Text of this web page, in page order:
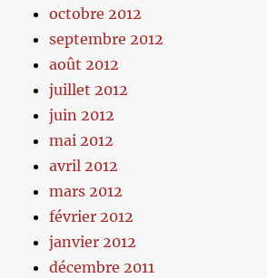
octobre 2012
septembre 2012
août 2012
juillet 2012
juin 2012
mai 2012
avril 2012
mars 2012
février 2012
janvier 2012
décembre 2011